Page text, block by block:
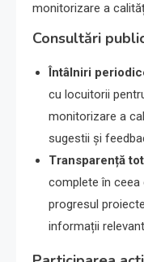
monitorizare a
Consultări
Întâlniri
cu locuitorii
monitorizare a
sugestii și
Transparență
complete în
progresul
informații